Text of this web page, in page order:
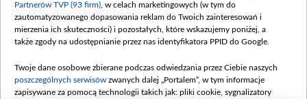
Partnerów TVP (93 firm) , w celach marketingowych (w tym do
zautomatyzowanego dopasowania reklam do Twoich zainteresowań i
mierzenia ich skuteczności) i pozostałych, które wskazujemy poniżej, a
także zgody na udostępnianie przez nas identyfikatora PPID do Google.
Twoje dane osobowe zbierane podczas odwiedzania przez Ciebie naszych
poszczególnych serwisów zwanych dalej „Portalem”, w tym informacje
zapisywane za pomocą technologii takich jak: pliki cookie, sygnalizatory